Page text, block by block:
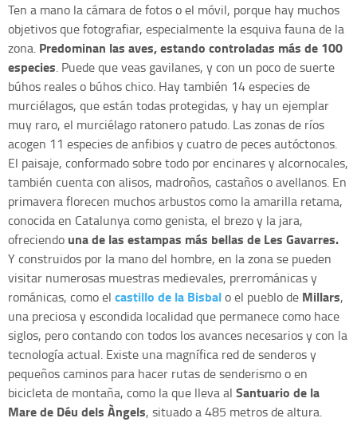
Ten a mano la cámara de fotos o el móvil, porque hay muchos
objetivos que fotografiar, especialmente la esquiva fauna de la
zona. Predominan las aves, estando controladas más de 100
especies. Puede que veas gavilanes, y con un poco de suerte
búhos reales o búhos chico. Hay también 14 especies de
murciélagos, que están todas protegidas, y hay un ejemplar
muy raro, el murciélago ratonero patudo. Las zonas de ríos
acogen 11 especies de anfibios y cuatro de peces autóctonos.
El paisaje, conformado sobre todo por encinares y alcornocales,
también cuenta con alisos, madroños, castaños o avellanos. En
primavera florecen muchos arbustos como la amarilla retama,
conocida en Catalunya como genista, el brezo y la jara,
ofreciendo una de las estampas más bellas de Les Gavarres.
Y construidos por la mano del hombre, en la zona se pueden
visitar numerosas muestras medievales, prerrománicas y
románicas, como el castillo de la Bisbalo el pueblo de Millars,
una preciosa y escondida localidad que permanece como hace
siglos, pero contando con todos los avances necesarios y con la
tecnología actual. Existe una magnífica red de senderos y
pequeños caminos para hacer rutas de senderismo o en
bicicleta de montaña, como la que lleva al Santuario de la
Mare de Déu dels Àngels, situado a 485 metros de altura.